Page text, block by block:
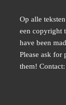
Op alle
een copyright
have been
Please ask
them!